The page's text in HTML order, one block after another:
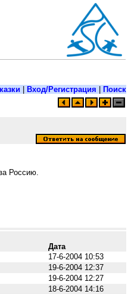
Вход/Регистрация
Поиск
Россию.
Дата
17-6-2004 10:53
19-6-2004 12:37
19-6-2004 12:27
18-6-2004 14:16